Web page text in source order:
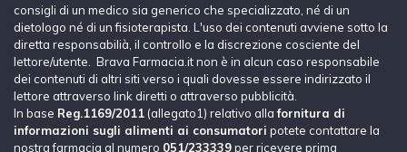
consigli di un medico sia generico che specializzato, né di un
dietologo né di un fisioterapista. L'uso dei contenuti avviene sotto la
diretta responsabilià, il controllo e la discrezione cosciente del
lettore/utente. Brava Farmacia.it non è in alcun caso responsabile
dei contenuti di altri siti verso i quali dovesse essere indirizzato il
lettore attraverso link diretti o attraverso pubblicità.
In base Reg.1169/2011 (allegato1) relativo allafornitura di
informazioni sugli alimenti ai consumatori potete contattare la
nostra farmacia al numero 051/233339per ricevere prima